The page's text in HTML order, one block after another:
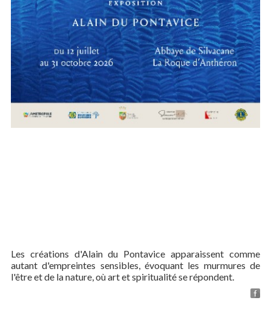
Les créations d'Alain du Pontavice apparaissent comme
autant d'empreintes sensibles, évoquant les murmures de
l'être et de la nature, où art et spiritualité se répondent.